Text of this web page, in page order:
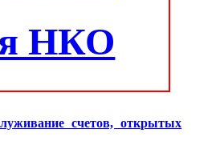
НКО
счетов, открытых